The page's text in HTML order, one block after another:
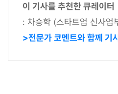
이 기사를 추천한 큐레이터
: 차승학 (스타트업 신사업
>전문가 코멘트와 함께 기